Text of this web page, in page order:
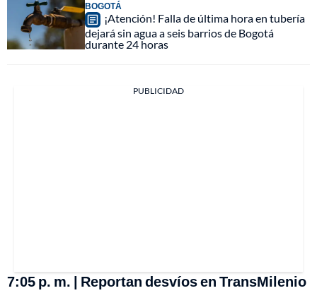
BOGOTÁ
¡Atención! Falla de última hora en tubería
dejará sin agua a seis barrios de Bogotá
durante 24 horas
PUBLICIDAD
7:05 p. m. | Reportan desvíos en TransMilenio